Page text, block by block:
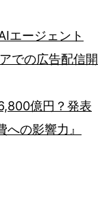
エージェント
での広告配信開
億円？発表
の影響力』